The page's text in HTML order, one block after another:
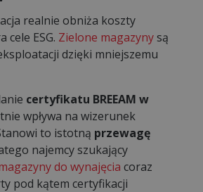
realnie obniża koszty
cele ESG. Zielone magazynysą
dzięki mniejszemu
certyfikatu BREEAM w
wpływa na wizerunek
to istotną przewagę
najemcy szukający
do wynajęcia coraz
pod kątem certyfikacji